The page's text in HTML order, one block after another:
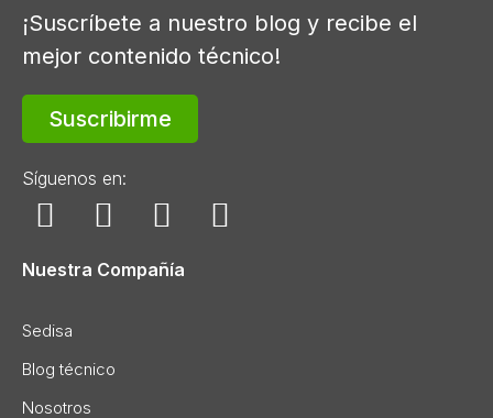
¡Suscríbete a nuestro blog y recibe el
mejor contenido técnico!
Suscribirme
Síguenos en:
Nuestra Compañía
Sedisa
Blog técnico
Nosotros